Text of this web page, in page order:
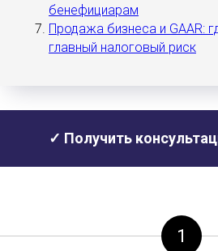
бенефициарам
Продажа бизнеса и GAAR:
главный налоговый риск
✓ Получить
1